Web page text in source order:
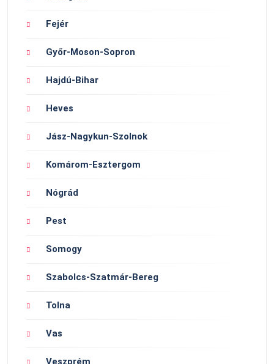
Fejér
Győr-Moson-Sopron
Hajdú-Bihar
Heves
Jász-Nagykun-Szolnok
Komárom-Esztergom
Nógrád
Pest
Somogy
Szabolcs-Szatmár-Bereg
Tolna
Vas
Veszprém